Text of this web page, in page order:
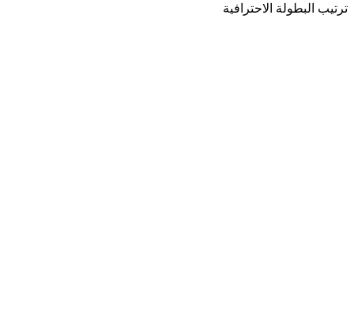
ترتيب البطولة الاحترافية